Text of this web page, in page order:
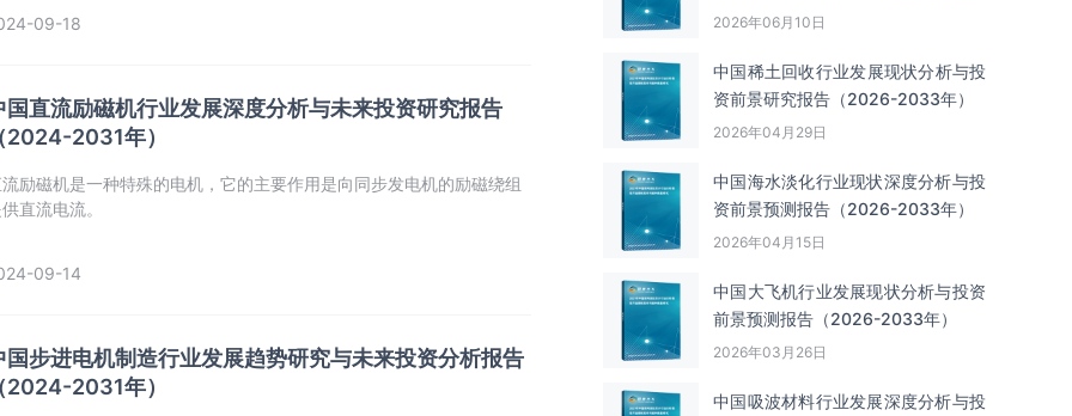
09-18
国直流励磁机行业发展深度分析与未来投资研究报告
2024-2031年）
励磁机‌是一种特殊的电机，它的主要作用是向同步发电机的励磁绕组
直流电流。
09-14
国步进电机制造行业发展趋势研究与未来投资分析报告
2024-2031年）
年）
2026年06月10日
中国‌‌稀土回收‌‌行业发展现状分析与投
资前景研究报告（2026-2033年）
2026年04月29日
中国海水淡化行业现状深度分析与投
资前景预测报告（2026-2033年）
2026年04月15日
中国大飞机行业发展现状分析与投资
前景预测报告（2026-2033年）
2026年03月26日
中国吸波材料行业发展深度分析与投